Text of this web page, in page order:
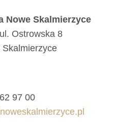
Nowe Skalmierzyce
Ostrowska 8
97 00